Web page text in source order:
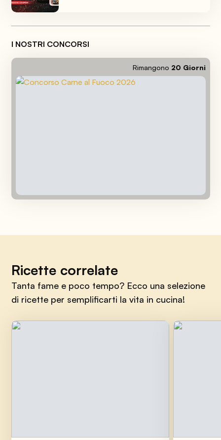
I NOSTRI CONCORSI
Rimangono 20 Giorni
Ricette correlate
Tanta fame e poco tempo? Ecco una selezione
di ricette per semplificarti la vita in cucina!